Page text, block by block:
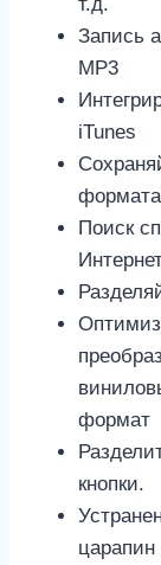
т.д.
Запись
MP3
iTunes
Поиск
формат
кнопки.
царапин